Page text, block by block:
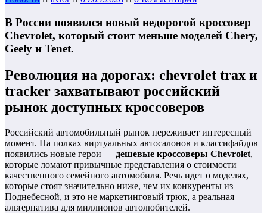
В России появился новый недорогой кроссовер
Chevrolet, который стоит меньше моделей Chery,
Geely и Tenet.
Революция на дорогах: chevrolet trax и
tracker захватывают российский
рынок доступных кроссоверов
Российский автомобильный рынок переживает интересный
момент. На полках виртуальных автосалонов и классифайдов
появились новые герои — дешевые кроссоверы Chevrolet,
которые ломают привычные представления о стоимости
качественного семейного автомобиля. Речь идет о моделях,
которые стоят значительно ниже, чем их конкуренты из
Поднебесной, и это не маркетинговый трюк, а реальная
альтернатива для миллионов автолюбителей.